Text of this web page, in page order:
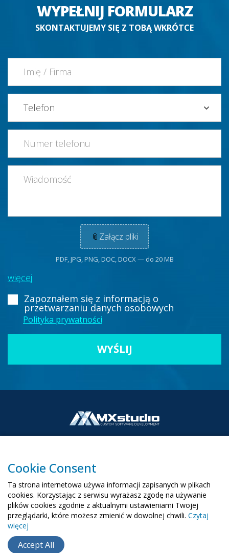
WYPEŁNIJ FORMULARZ
SKONTAKTUJEMY SIĘ Z TOBĄ WKRÓTCE
📎 Załącz pliki
PDF, JPG, PNG, DOC, DOCX — do 20 MB
więcej
Zapoznałem się z informacją o
przetwarzaniu danych osobowych
Polityka prywatności
biuro@mx-studio.pl
+48 574 665 299
Cookie Consent
Ta strona internetowa używa informacji zapisanych w plikach
cookies. Korzystając z serwisu wyrażasz zgodę na używanie
plików cookies zgodnie z aktualnymi ustawieniami Twojej
przeglądarki, które możesz zmienić w dowolnej chwili. Czytaj
więcej
Accept All